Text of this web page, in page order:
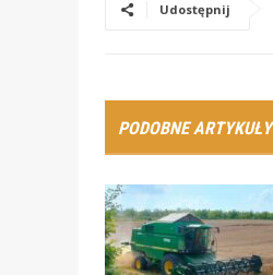
Udostępnij
PODOBNE ARTYKUŁY